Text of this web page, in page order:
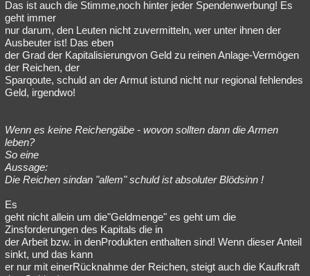
Das ist auch die Stimme,noch hinter jeder Spendenwerbung! Es
geht immer
nur darum, den Leuten nicht zuvermitteln, wer unter ihnen der
Ausbeuter ist! Das eben
der Grad der Kapitalisierungvon Geld zu reinen Anlage-Vermögen
der Reichen, der
Sparqoute, schuld an der Armut istund nicht nur regional fehlendes
Geld, irgendwo!
Wenn es keine Reichengäbe - wovon sollten dann die Armen
leben?
So eine
Aussage:
Die Reichen sindan "allem" schuld ist absoluter Blödsinn !
Es
geht nicht allein um die"Geldmenge" es geht um die
Zinsforderungen des Kapitals die in
der Arbeit bzw. in denProdukten enthalten sind! Wenn dieser Anteil
sinkt, und das kann
er nur mit einerRücknahme der Reichen, steigt auch die Kaufkraft